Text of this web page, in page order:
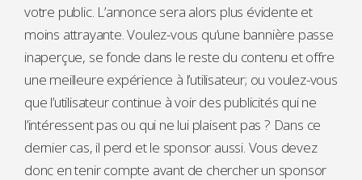
votre public. L’annonce sera alors plus évidente et
moins attrayante. Voulez-vous qu’une bannière passe
inaperçue, se fonde dans le reste du contenu et offre
une meilleure expérience à l’utilisateur; ou voulez-vous
que l’utilisateur continue à voir des publicités qui ne
l’intéressent pas ou qui ne lui plaisent pas ? Dans ce
dernier cas, il perd et le sponsor aussi. Vous devez
donc en tenir compte avant de chercher un sponsor